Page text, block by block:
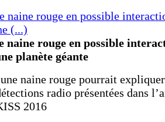
naine rouge en possible
planète géante
naine rouge pourrait expliquer
radio présentées dans
2016